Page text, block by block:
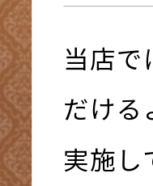
当店
だける
実施し